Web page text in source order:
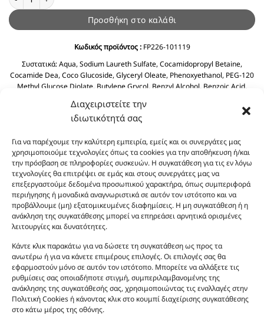
Διαχειριστείτε την
ιδιωτικότητά σας
Για να παρέχουμε την καλύτερη εμπειρία, εμείς και οι συνεργάτες μας
χρησιμοποιούμε τεχνολογίες όπως τα cookies για την αποθήκευση ή/και
την πρόσβαση σε πληροφορίες συσκευών. Η συγκατάθεση για τις εν λόγω
τεχνολογίες θα επιτρέψει σε εμάς και στους συνεργάτες μας να
επεξεργαστούμε δεδομένα προσωπικού χαρακτήρα, όπως συμπεριφορά
περιήγησης ή μοναδικά αναγνωριστικά σε αυτόν τον ιστότοπο και να
προβάλλουμε (μη) εξατομικευμένες διαφημίσεις. Η μη συγκατάθεση ή η
ανάκληση της συγκατάθεσης μπορεί να επηρεάσει αρνητικά ορισμένες
λειτουργίες και δυνατότητες.
Κάντε κλικ παρακάτω για να δώσετε τη συγκατάθεση ως προς τα
ανωτέρω ή για να κάνετε επιμέρους επιλογές. Οι επιλογές σας θα
εφαρμοστούν μόνο σε αυτόν τον ιστότοπο. Μπορείτε να αλλάξετε τις
ρυθμίσεις σας οποιαδήποτε στιγμή, συμπεριλαμβανομένης της
ανάκλησης της συγκατάθεσής σας, χρησιμοποιώντας τις εναλλαγές στην
Πολιτική Cookies ή κάνοντας κλικ στο κουμπί διαχείρισης συγκατάθεσης
στο κάτω μέρος της οθόνης.
Προσθήκη στο καλάθι
Κωδικός προϊόντος :FP226-101119
Συστατικά:Aqua, Sodium Laureth Sulfate, Cocamidopropyl Betaine,
Cocamide Dea, Coco Glucoside, Glyceryl Oleate, Phenoxyethanol, PEG-120
Methyl Glucose Diolate, Butylene Grycol, Benzyl Alcohol, Benzoic Acid,
Europaea (Olive) Fruit Olive Oil, Sodium Benzoate, Sodium Sulfate, Citric
Acid.
Οι φωτογραφίες των προϊόντων είναι ενδεικτικές
και δεν είναι προς πώληση το εικονιζόμενο προϊόν.
Σκοπός τους είναι η διευκόλυνση της επιλογής σας.
Σε καμία περίπτωση δεν αντιστοιχούν στα
αυθεντικά αρώματα και δεν ανταποκρίνονται στην
πραγματικότητα. Πρόθεση της επιχείρησης μας δεν
είναι η παραπλάνηση και η εξαπάτηση του
καταναλωτή. Όλα μας τα προϊόντα είναι τύπου, σε